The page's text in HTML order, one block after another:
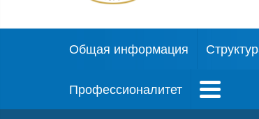
Общая информация
Профессионалитет